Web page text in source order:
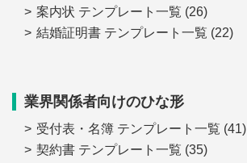
案内状 テンプレート一覧 (26)
結婚証明書 テンプレート一覧 (22)
業界関係者向けのひな形
受付表・名簿 テンプレート一覧 (41)
契約書 テンプレート一覧 (35)